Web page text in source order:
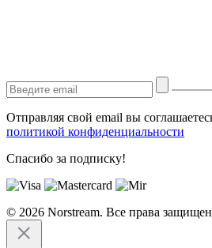
Отправляя свой email вы
политикой конфиденциальности
Спасибо за подписку!
© 2026 Norstream. Все права